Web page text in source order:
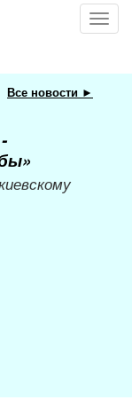
Все новости ►